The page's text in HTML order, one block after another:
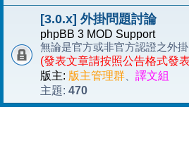
[3.0.x] 外掛問題討論
phpBB 3 MOD Support
無論是官方或非官方認證之外
(發表文章請按照公告格式發
版主: 版主管理群
譯文組
主題: 470